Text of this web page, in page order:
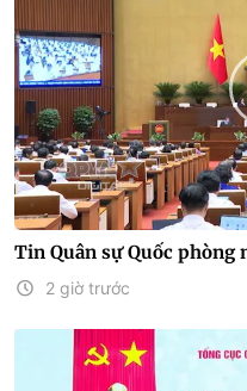
Tin Quân sự Quốc phòng
2 giờ trước